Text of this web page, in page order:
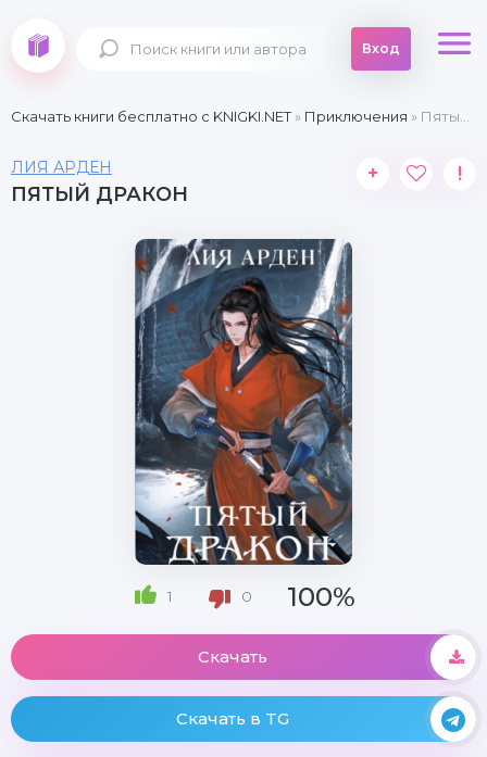
Вход
Скачать книги бесплатно c KNIGKI.NET» Приключения » Пятый дракон
ЛИЯ АРДЕН
ПЯТЫЙ ДРАКОН
+ !
1 0 100%
Скачать
Скачать в TG